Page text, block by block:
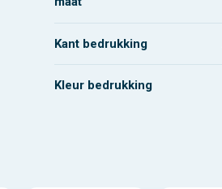
Kant bedrukking
Kleur bedrukking